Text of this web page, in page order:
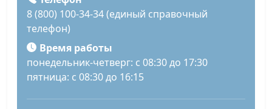
8 (800) 100-34-34 (единый справочный
телефон)
Время работы
понедельник-четверг: с 08:30 до 17:30
пятница: с 08:30 до 16:15